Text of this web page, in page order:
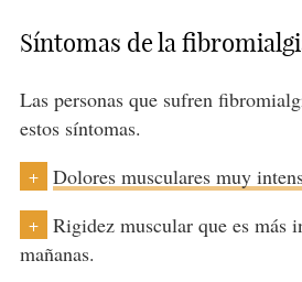
Síntomas de la
Las personas que sufren
estos síntomas.
+ Dolores musculares muy
+
Rigidez muscular que es más
mañanas.